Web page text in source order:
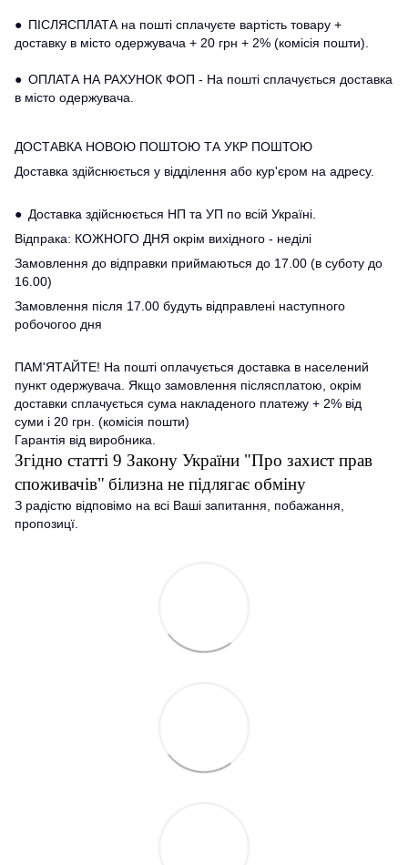
● ПІСЛЯСПЛАТА на пошті сплачуєте вартість товару +
доставку в місто одержувача + 20 грн + 2% (комісія пошти).
● ОПЛАТА НА РАХУНОК ФОП - На пошті сплачується доставка
в місто одержувача.
ДОСТАВКА НОВОЮ ПОШТОЮ ТА УКР ПОШТОЮ
Доставка здійснюється у відділення або кур'єром на адресу.
● Доставка здійснюється НП та УП по всій Україні.
Відпрака: КОЖНОГО ДНЯ окрім вихідного - неділі
Замовлення до відправки приймаються до 17.00 (в суботу до
16.00)
Замовлення після 17.00 будуть відправлені наступного
робочогоо дня
ПАМ'ЯТАЙТЕ! На пошті оплачується доставка в населений
пункт одержувача. Якщо замовлення післясплатою, окрім
доставки сплачується сума накладеного платежу + 2% від
суми і 20 грн. (комісія пошти)
Гарантія від виробника.
Згідно статті 9 Закону України "Про захист прав
споживачів" білизна не підлягає обміну
З радістю відповімо на всі Ваші запитання, побажання,
пропозицї.